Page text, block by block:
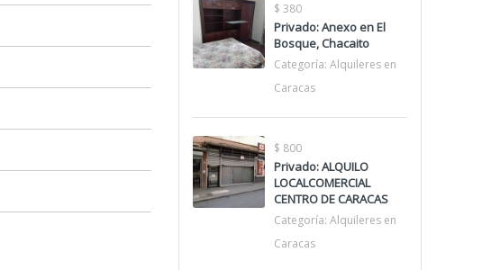
$ 380
Privado: Anexo en El
Bosque, Chacaito
Categoría: Alquileres en
Caracas
$ 800
Privado: ALQUILO
LOCALCOMERCIAL
CENTRO DE CARACAS
Categoría: Alquileres en
Caracas